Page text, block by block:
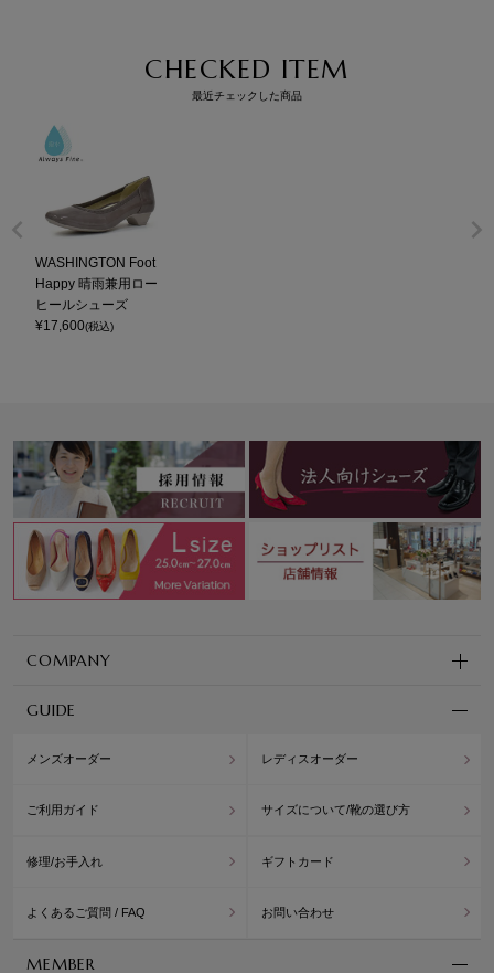
CHECKED ITEM
最近チェックした商品
WASHINGTON Foot
Happy 晴雨兼用ロー
ヒールシューズ
¥17,600(税込)
COMPANY
GUIDE
メンズオーダー レディスオーダー
ご利用ガイド サイズについて/靴の選び方
修理/お手入れ ギフトカード
よくあるご質問 / FAQ お問い合わせ
MEMBER